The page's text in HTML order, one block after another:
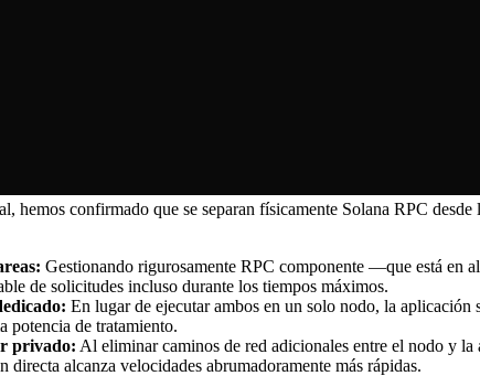
confirmado que se separan físicamente Solana RPC
Gestionando rigurosamente RPC componente —que está en
de solicitudes incluso durante los tiempos máximos.
En lugar de ejecutar ambos en un solo nodo, la
potencia de tratamiento.
privado: Al eliminar caminos de red adicionales entre el nodo y
alcanza velocidades abrumadoramente más rápidas.